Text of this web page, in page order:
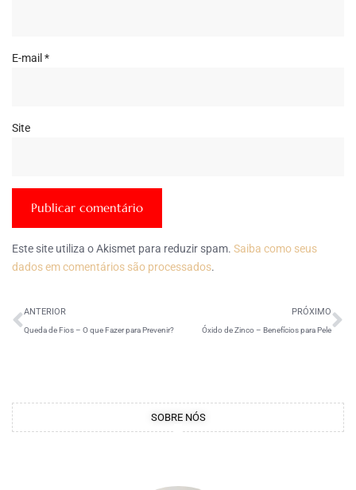
E-mail *
Site
Este site utiliza o Akismet para reduzir spam. Saiba como seus
dados em comentários são processados.
ANTERIOR
Queda de Fios – O que Fazer para Prevenir?
PRÓXIMO
Óxido de Zinco – Benefícios para Pele
SOBRE NÓS